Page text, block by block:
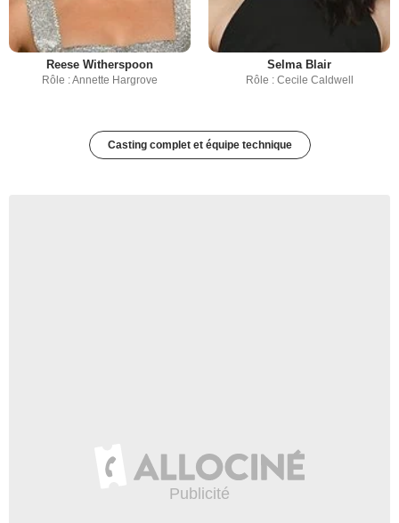
Reese Witherspoon
Rôle : Annette Hargrove
Selma Blair
Rôle : Cecile Caldwell
Casting complet et équipe technique